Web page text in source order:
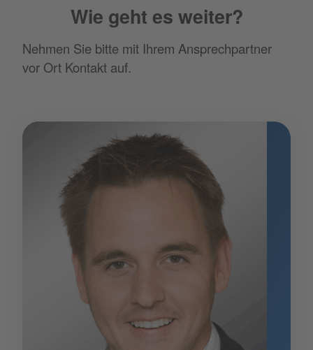
Wie geht es weiter?
Nehmen Sie bitte mit Ihrem Ansprechpartner
vor Ort Kontakt auf.